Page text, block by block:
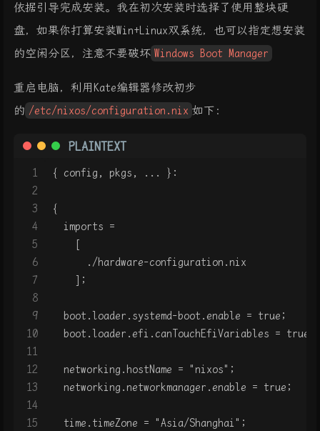
依据引导完成安装。我在初次安装时选择了使用整块硬
盘，如果你打算安装Win+Linux双系统，也可以指定想安装
的空闲分区，注意不要破坏 Windows Boot Manager
重启电脑，利用Kate编辑器修改初步
的 /etc/nixos/configuration.nix 如下：
PLAINTEXT
1
2
3
4
5
6
7
8
9
10
11
12
13
14
15
{ config, pkgs, ... }:
{
  imports =
    [
      ./hardware-configuration.nix
    ];
  boot.loader.systemd-boot.enable = true;
  boot.loader.efi.canTouchEfiVariables = true;
  networking.hostName = "nixos";
  networking.networkmanager.enable = true;
  time.timeZone = "Asia/Shanghai";